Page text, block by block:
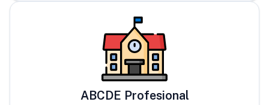
ABCDE Profesional